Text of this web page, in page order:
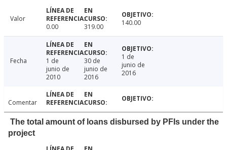
Valor
0.00
319.00 140.00
Fecha
1 de
junio de
2010
30 de
junio de
2016
1 de
junio de
2016
Comentar
The total amount of loans disbursed by PFIs under the
project